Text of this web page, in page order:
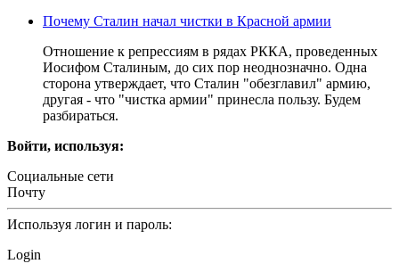
Почему Сталин начал чистки в Красной армии
Отношение к репрессиям в рядах РККА, проведенных
Иосифом Сталиным, до сих пор неоднозначно. Одна
сторона утверждает, что Сталин "обезглавил" армию,
другая - что "чистка армии" принесла пользу. Будем
разбираться.
Войти, используя:
Социальные сети
Почту
Используя логин и пароль:
Login